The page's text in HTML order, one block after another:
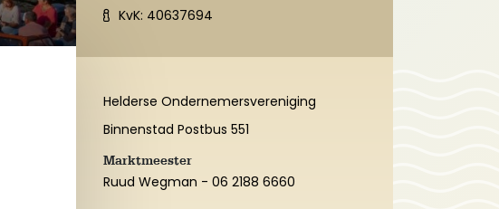
KvK: 40637694
Helderse Ondernemersvereniging
Binnenstad Postbus 551
Marktmeester
Ruud Wegman - 06 2188 6660